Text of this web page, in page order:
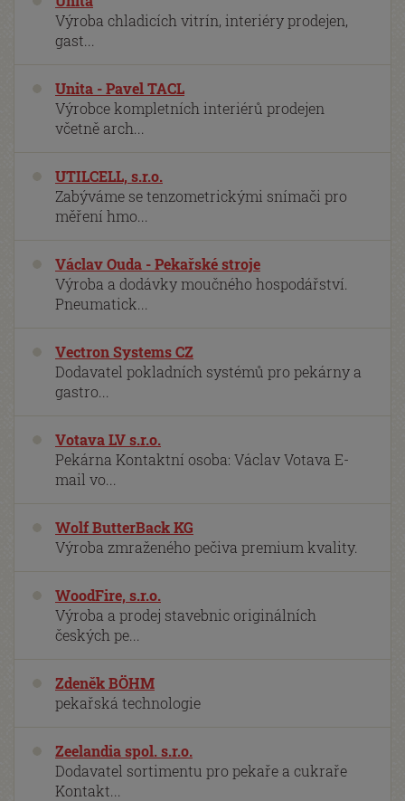
Výroba chladicích vitrín, interiéry prodejen,
gast...
Unita - Pavel TACL
Výrobce kompletních interiérů prodejen
včetně arch...
UTILCELL, s.r.o.
Zabýváme se tenzometrickými snímači pro
měření hmo...
Václav Ouda - Pekařské stroje
Výroba a dodávky moučného hospodářství.
Pneumatick...
Vectron Systems CZ
Dodavatel pokladních systémů pro pekárny a
gastro...
Votava LV s.r.o.
Pekárna Kontaktní osoba: Václav Votava E-
mail vo...
Wolf ButterBack KG
Výroba zmraženého pečiva premium kvality.
WoodFire, s.r.o.
Výroba a prodej stavebnic originálních
českých pe...
Zdeněk BÖHM
pekařská technologie
Zeelandia spol. s.r.o.
Dodavatel sortimentu pro pekaře a cukraře
Kontakt...